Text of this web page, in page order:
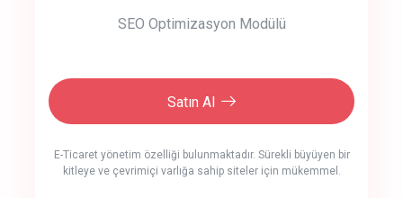
SEO Optimizasyon Modülü
Satın Al
E-Ticaret yönetim özelliği bulunmaktadır. Sürekli büyüyen bir
kitleye ve çevrimiçi varlığa sahip siteler için mükemmel.